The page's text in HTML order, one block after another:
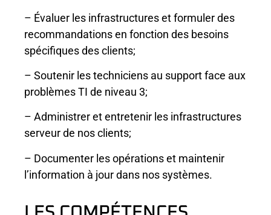
– Évaluer les infrastructures et formuler des
recommandations en fonction des besoins
spécifiques des clients;
– Soutenir les techniciens au support face aux
problèmes TI de niveau 3;
– Administrer et entretenir les infrastructures
serveur de nos clients;
– Documenter les opérations et maintenir
l’information à jour dans nos systèmes.